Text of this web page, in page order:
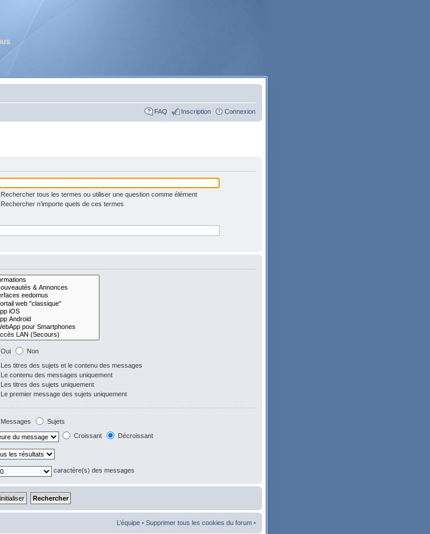
FAQ Inscription Connexion
Rechercher tous les termes ou utiliser une question comme élément
Rechercher n’importe quels de ces termes
Oui
Non
Les titres des sujets et le contenu des messages
Le contenu des messages uniquement
Les titres des sujets uniquement
Le premier message des sujets uniquement
Messages
Sujets
Croissant Décroissant
caractère(s) des messages
L’équipe • Supprimer tous les cookies du forum •